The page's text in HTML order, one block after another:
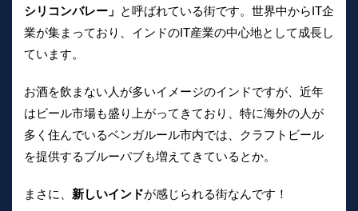
シリコンバレー」 と呼ばれている街です。世界中からIT企
業が集まっており、インドのIT産業の中心地として成長し
ています。
お酒を飲まない人が多いイメージのインドですが、近年
はビール市場も盛り上がってきており、特に海外の人が
多く住んでいるベンガルール市内では、クラフトビール
を提供するブルーパブも増えてきているとか。
まさに、 新しいインドが感じられる街なんです！